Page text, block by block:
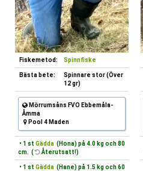
Fiskemetod: Spinnfiske
Bästa bete:
Spinnare stor (Över
12 gr)
Mörrumsåns FVO Ebbemåla-
Åmma
Pool 4 Maden
• 1 st Gädda (Hona) på 4.0 kg och 80
cm. (
Återutsatt!)
• 1 st Gädda (Hane) på 1.5 kg och 60